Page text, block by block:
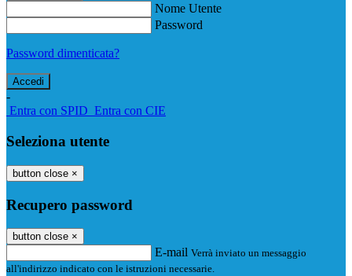
Nome Utente
Password
Password dimenticata?
-
Entra con SPID Entra con CIE
Seleziona utente
button close ×
Recupero password
button close ×
E-mail Verrà inviato un messaggio
all'indirizzo indicato con le istruzioni necessarie.